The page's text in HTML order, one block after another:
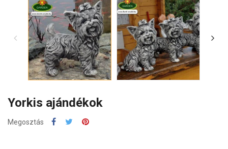
Yorkis ajándékok
Megosztás